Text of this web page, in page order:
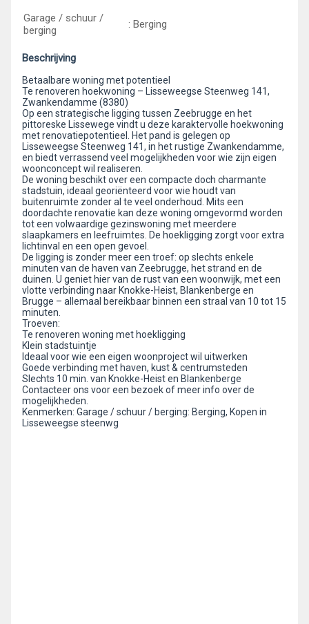
Garage / schuur /
berging
: Berging
Beschrijving
Betaalbare woning met potentieel
Te renoveren hoekwoning – Lisseweegse Steenweg 141,
Zwankendamme (8380)
Op een strategische ligging tussen Zeebrugge en het
pittoreske Lissewege vindt u deze karaktervolle hoekwoning
met renovatiepotentieel. Het pand is gelegen op
Lisseweegse Steenweg 141, in het rustige Zwankendamme,
en biedt verrassend veel mogelijkheden voor wie zijn eigen
woonconcept wil realiseren.
De woning beschikt over een compacte doch charmante
stadstuin, ideaal georiënteerd voor wie houdt van
buitenruimte zonder al te veel onderhoud. Mits een
doordachte renovatie kan deze woning omgevormd worden
tot een volwaardige gezinswoning met meerdere
slaapkamers en leefruimtes. De hoekligging zorgt voor extra
lichtinval en een open gevoel.
De ligging is zonder meer een troef: op slechts enkele
minuten van de haven van Zeebrugge, het strand en de
duinen. U geniet hier van de rust van een woonwijk, met een
vlotte verbinding naar Knokke-Heist, Blankenberge en
Brugge – allemaal bereikbaar binnen een straal van 10 tot 15
minuten.
Troeven:
Te renoveren woning met hoekligging
Klein stadstuintje
Ideaal voor wie een eigen woonproject wil uitwerken
Goede verbinding met haven, kust & centrumsteden
Slechts 10 min. van Knokke-Heist en Blankenberge
Contacteer ons voor een bezoek of meer info over de
mogelijkheden.
Kenmerken: Garage / schuur / berging: Berging, Kopen in
Lisseweegse steenwg